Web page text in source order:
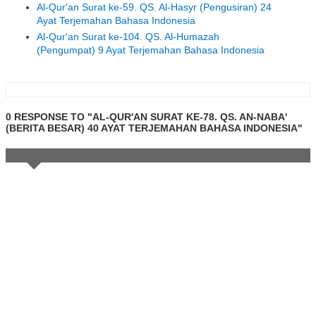
Al-Qur'an Surat ke-59. QS. Al-Hasyr (Pengusiran) 24
Ayat Terjemahan Bahasa Indonesia
Al-Qur'an Surat ke-104. QS. Al-Humazah
(Pengumpat) 9 Ayat Terjemahan Bahasa Indonesia
0 RESPONSE TO "AL-QUR'AN SURAT KE-78. QS. AN-NABA'
(BERITA BESAR) 40 AYAT TERJEMAHAN BAHASA INDONESIA"